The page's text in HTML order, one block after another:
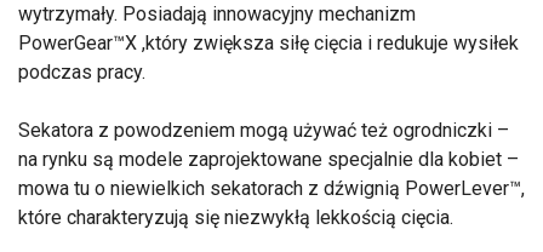
wytrzymały. Posiadają innowacyjny mechanizm
PowerGear™X ,który zwiększa siłę cięcia i redukuje wysiłek
podczas pracy.
Sekatora z powodzeniem mogą używać też ogrodniczki –
na rynku są modele zaprojektowane specjalnie dla kobiet –
mowa tu o niewielkich sekatorach z dźwignią PowerLever™,
które charakteryzują się niezwykłą lekkością cięcia.